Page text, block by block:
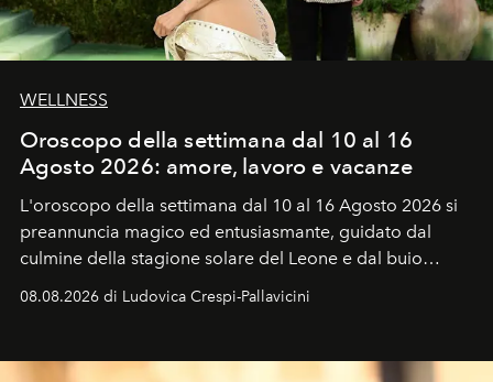
WELLNESS
Oroscopo della settimana dal 10 al 16
Agosto 2026: amore, lavoro e vacanze
L'oroscopo della settimana dal 10 al 16 Agosto 2026 si
preannuncia magico ed entusiasmante, guidato dal
culmine della stagione solare del Leone e dal buio
ideale per la notte delle Perseidi.
08.08.2026 di Ludovica Crespi-Pallavicini